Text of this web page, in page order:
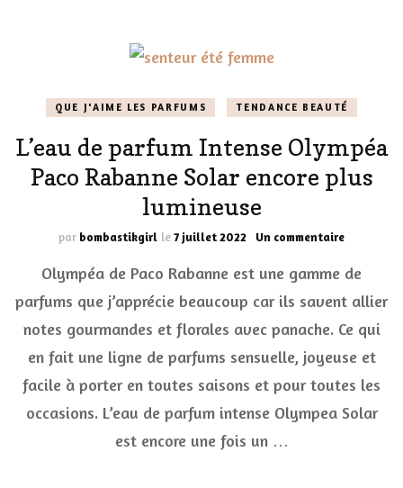
QUE J'AIME LES PARFUMS TENDANCE BEAUTÉ
L’eau de parfum Intense Olympéa
Paco Rabanne Solar encore plus
lumineuse
par bombastikgirl le7 juillet 2022 Un commentairesur
de
Intense
Olympéa
Rabanne
Solar
plus
Olympéa de Paco Rabanne est une gamme de
parfums que j’apprécie beaucoup car ils savent allier
notes gourmandes et florales avec panache. Ce qui
en fait une ligne de parfums sensuelle, joyeuse et
facile à porter en toutes saisons et pour toutes les
occasions. L’eau de parfum intense Olympea Solar
est encore une fois un …